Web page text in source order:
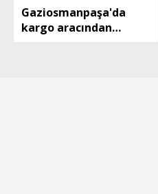
Gaziosmanpaşa'da
kargo aracından